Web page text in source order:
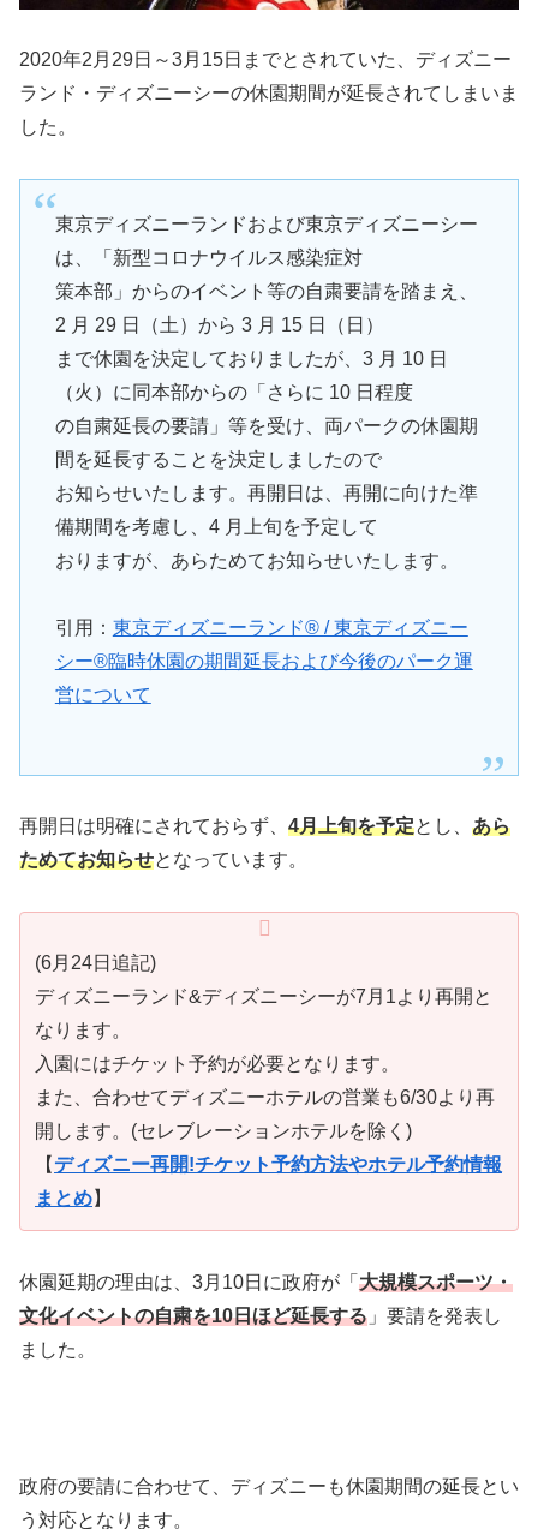
2020年2月29日～3月15日までとされていた、ディズニー
ランド・ディズニーシーの休園期間が延長されてしまいま
した。
東京ディズニーランドおよび東京ディズニーシー
は、「新型コロナウイルス感染症対
策本部」からのイベント等の自粛要請を踏まえ、
2 月 29 日（土）から 3 月 15 日（日）
まで休園を決定しておりましたが、3 月 10 日
（火）に同本部からの「さらに 10 日程度
の自粛延長の要請」等を受け、両パークの休園期
間を延長することを決定しましたので
お知らせいたします。再開日は、再開に向けた準
備期間を考慮し、4 月上旬を予定して
おりますが、あらためてお知らせいたします。
引用： 東京ディズニーランド® / 東京ディズニー
シー®臨時休園の期間延長および今後のパーク運
営について
再開日は明確にされておらず、 4月上旬を予定とし、 あら
ためてお知らせとなっています。
(6月24日追記)
ディズニーランド&ディズニーシーが7月1より再開と
なります。
入園にはチケット予約が必要となります。
また、合わせてディズニーホテルの営業も6/30より再
開します。(セレブレーションホテルを除く)
【 ディズニー再開!チケット予約方法やホテル予約情報
まとめ】
休園延期の理由は、3月10日に政府が「 大規模スポーツ・
文化イベントの自粛を10日ほど延長する 」要請を発表し
ました。
政府の要請に合わせて、ディズニーも休園期間の延長とい
う対応となります。